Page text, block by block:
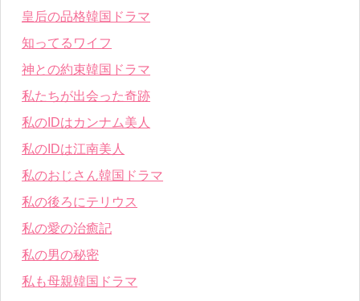
皇后の品格韓国ドラマ
知ってるワイフ
神との約束韓国ドラマ
私たちが出会った奇跡
私のIDはカンナム美人
私のIDは江南美人
私のおじさん韓国ドラマ
私の後ろにテリウス
私の愛の治癒記
私の男の秘密
私も母親韓国ドラマ